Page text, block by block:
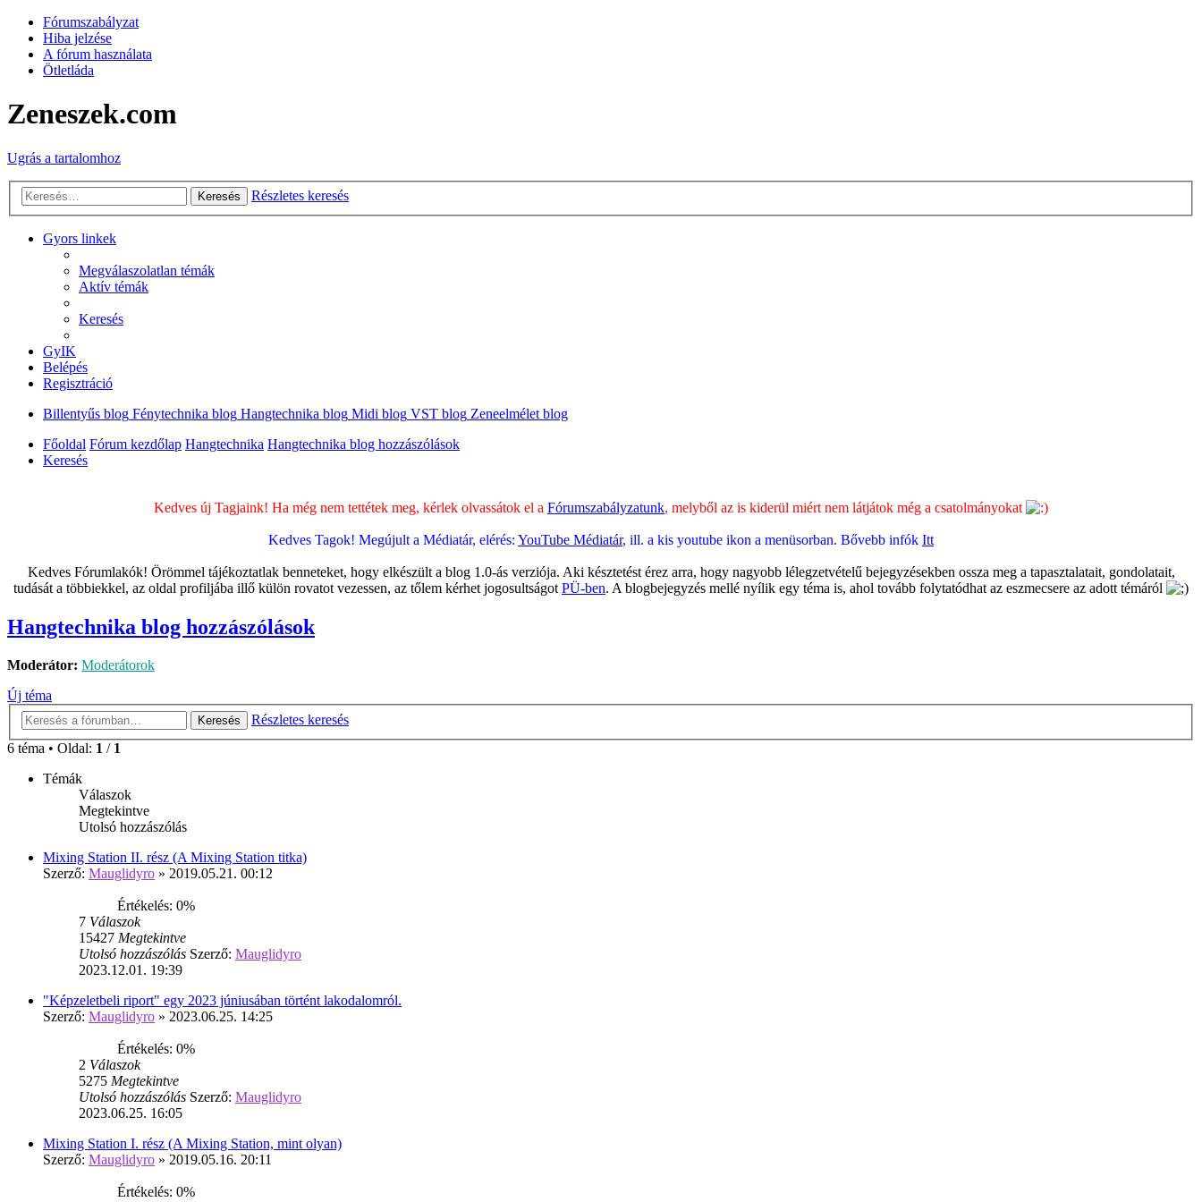
Fórumszabályzat
Hiba jelzése
A fórum használata
Ötletláda
Zeneszek.com
Ugrás a tartalomhoz
Keresés Részletes keresés
Gyors linkek
Megválaszolatlan témák
Aktív témák
Keresés
GyIK
Belépés
Regisztráció
Billentyűs blog Fénytechnika blog Hangtechnika blog Midi blog VST blog Zeneelmélet blog
Főoldal Fórum kezdőlap Hangtechnika Hangtechnika blog hozzászólások
Keresés
Kedves új Tagjaink! Ha még nem tettétek meg, kérlek olvassátok el a Fórumszabályzatunk, melyből az is kiderül miért nem látjátok még a csatolmányokat
Kedves Tagok! Megújult a Médiatár, elérés: YouTube Médiatár, ill. a kis youtube ikon a menüsorban. Bővebb infók Itt
Kedves Fórumlakók! Örömmel tájékoztatlak benneteket, hogy elkészült a blog 1.0-ás verziója. Aki késztetést érez arra, hogy nagyobb lélegzetvételű bejegyzésekben ossza meg a tapasztalatait, gondolatait,
tudását a többiekkel, az oldal profiljába illő külön rovatot vezessen, az tőlem kérhet jogosultságotPÜ-ben. A blogbejegyzés mellé nyílik egy téma is, ahol tovább folytatódhat az eszmecsere az adott témáról
Hangtechnika blog hozzászólások
Moderátor: Moderátorok
Új téma
Keresés
Részletes keresés
6 téma • Oldal: 1 / 1
Témák
Válaszok
Megtekintve
Utolsó hozzászólás
Mixing Station II. rész (A Mixing Station titka)
Szerző: Mauglidyro » 2019.05.21. 00:12
Értékelés: 0%
7 Válaszok
15427 Megtekintve
Utolsó hozzászólás Szerző: Mauglidyro
2023.12.01. 19:39
"Képzeletbeli riport" egy 2023 júniusában történt lakodalomról.
Szerző: Mauglidyro » 2023.06.25. 14:25
Értékelés: 0%
2 Válaszok
5275 Megtekintve
Utolsó hozzászólás Szerző: Mauglidyro
2023.06.25. 16:05
Mixing Station I. rész (A Mixing Station, mint olyan)
Szerző: Mauglidyro » 2019.05.16. 20:11
Értékelés: 0%